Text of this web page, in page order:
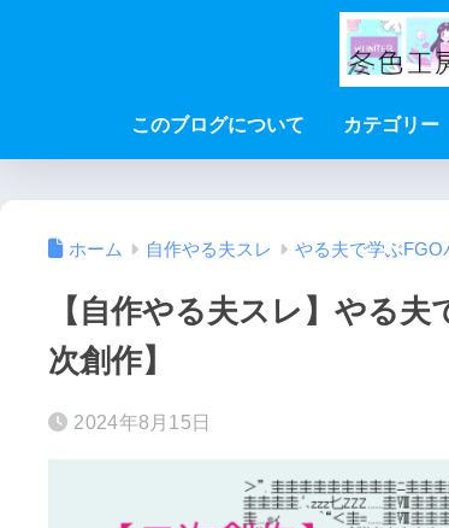
このブログについて カテゴリー
ホーム 自作やる夫スレ やる夫で学ぶFGO
【自作やる夫スレ】やる
次創作】
2024年8月15日